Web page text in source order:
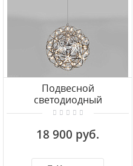
Подвесной
светодиодный
светильник Bogate's
18 900 руб.